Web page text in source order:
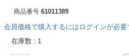
商品番号 61011389
会員価格で購入するにはログインが必要
在庫数
1